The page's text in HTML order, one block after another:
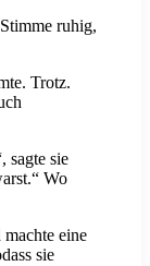
ruhig,
Trotz.
sagte sie
Wo
eine
sie